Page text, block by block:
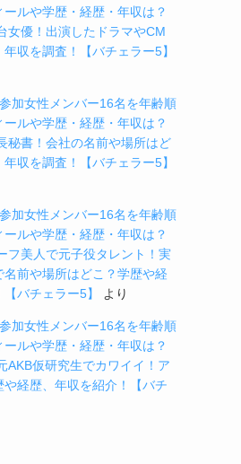
ルや学歴・経歴・年収は？
女優！出演したドラマやCM
収を調査！【バチェラー5】
加女性メンバー16名を年齢順
ルや学歴・経歴・年収は？
秘書！会社の名前や場所はど
収を調査！【バチェラー5】
加女性メンバー16名を年齢順
ルや学歴・経歴・年収は？
フ美人で元子役タレント！実
前や場所はどこ？学歴や経
バチェラー5】
より
加女性メンバー16名を年齢順
ルや学歴・経歴・年収は？
AKB仮研究生でカワイイ！ア
経歴、年収を紹介！【バチ